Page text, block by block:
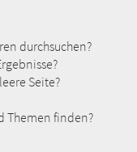
durchsuchen?
Seite?
Themen finden?